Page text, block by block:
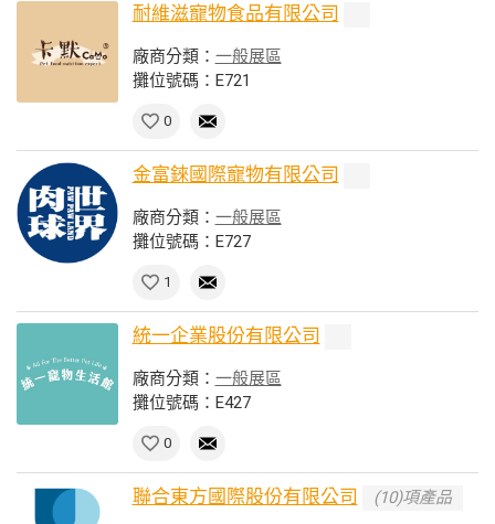
耐維滋寵物食品有限公司
廠商分類： 一般展區
攤位號碼：E721
0
金富錸國際寵物有限公司
廠商分類： 一般展區
攤位號碼：E727
1
統一企業股份有限公司
廠商分類： 一般展區
攤位號碼：E427
0
聯合東方國際股份有限公司 (10)項產品